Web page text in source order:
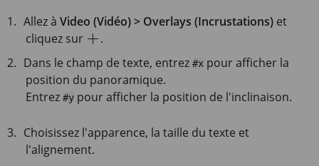
Allez àVideo (Vidéo) > Overlays (Incrustations) et
cliquez sur
.
Dans le champ de texte, entrez#x pour afficher la
position du panoramique.
Entrez #y pour afficher la position de l'inclinaison.
Choisissez l'apparence, la taille du texte et
l'alignement.